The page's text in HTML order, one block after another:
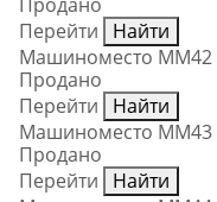
Перейти
Найти
Машиноместо ММ42
Продано
Перейти
Найти
Машиноместо ММ43
Продано
Перейти
Найти